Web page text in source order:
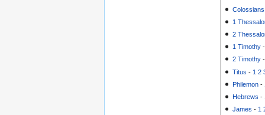
Colossians
1
2
1 Timothy
2 Timothy
Titus - 1 2
Philemon -
Hebrews -
James - 1